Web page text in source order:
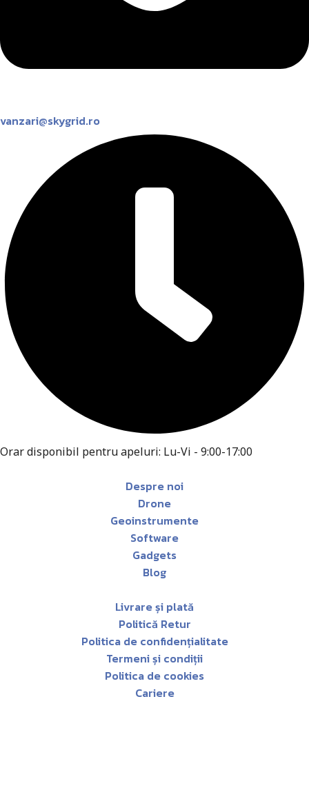
vanzari@skygrid.ro
Orar disponibil pentru apeluri: Lu-Vi - 9:00-17:00
Despre noi
Drone
Geoinstrumente
Software
Gadgets
Blog
Livrare și plată
Politică Retur
Politica de confidențialitate
Termeni și condiții
Politica de cookies
Cariere